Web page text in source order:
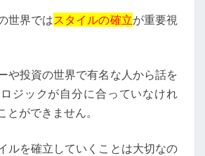
世界ではスタイルの確立が重要視
や投資の世界で有名な人から話を
ジックが自分に合っていなけれ
とができません。
ルを確立していくことは大切なの